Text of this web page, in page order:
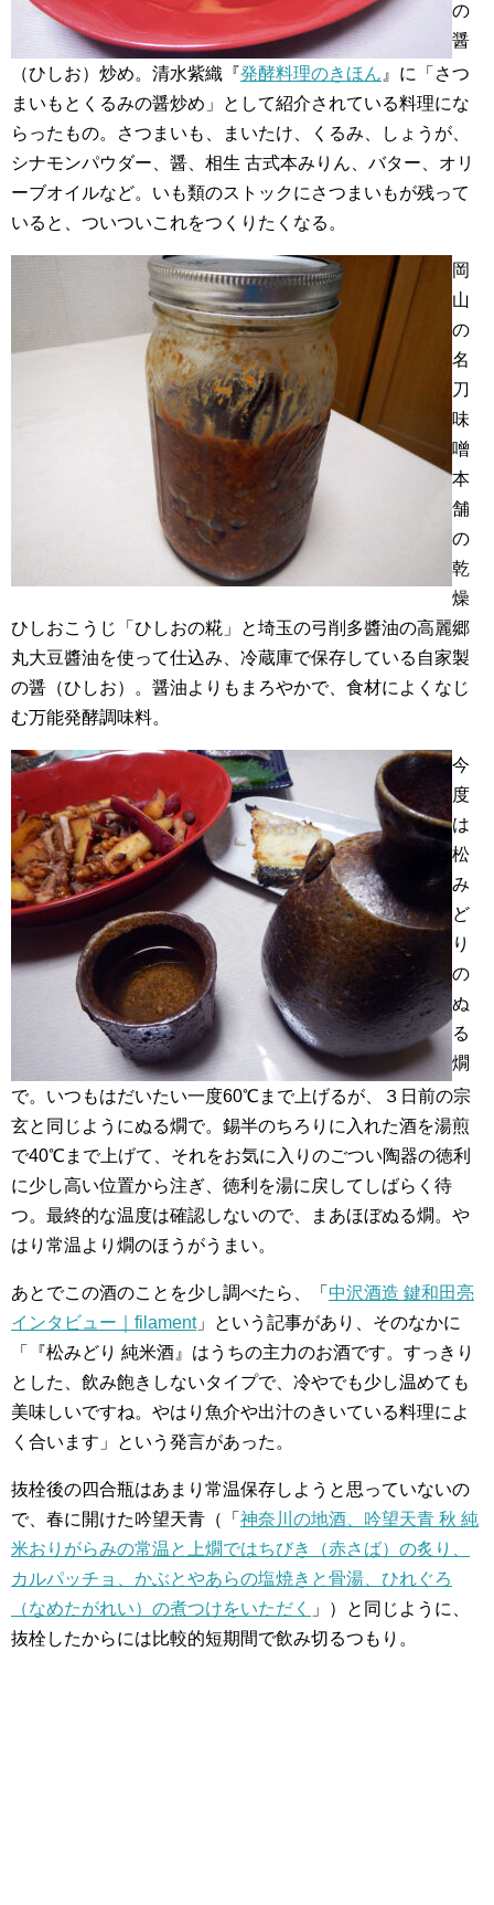
の
醤
（ひしお）炒め。清水紫織『発酵料理のきほん 』に「さつ
まいもとくるみの醤炒め」として紹介されている料理にな
らったもの。さつまいも、まいたけ、くるみ、しょうが、
シナモンパウダー、醤、相生 古式本みりん、バター、オリ
ーブオイルなど。いも類のストックにさつまいもが残って
いると、ついついこれをつくりたくなる。
岡
山
の
名
刀
味
噌
本
舗
の
乾
燥
ひしおこうじ「ひしおの糀」と埼玉の弓削多醬油の高麗郷
丸大豆醬油を使って仕込み、冷蔵庫で保存している自家製
の醤（ひしお）。醤油よりもまろやかで、食材によくなじ
む万能発酵調味料。
今
度
は
松
み
ど
り
の
ぬ
る
燗
で。いつもはだいたい一度60℃まで上げるが、３日前の宗
玄と同じようにぬる燗で。錫半のちろりに入れた酒を湯煎
で40℃まで上げて、それをお気に入りのごつい陶器の徳利
に少し高い位置から注ぎ、徳利を湯に戻してしばらく待
つ。最終的な温度は確認しないので、まあほぼぬる燗。や
はり常温より燗のほうがうまい。
あとでこの酒のことを少し調べたら、「 中沢酒造 鍵和田亮
インタビュー｜filament」という記事があり、そのなかに
「『松みどり 純米酒』はうちの主力のお酒です。すっきり
とした、飲み飽きしないタイプで、冷やでも少し温めても
美味しいですね。やはり魚介や出汁のきいている料理によ
く合います」という発言があった。
抜栓後の四合瓶はあまり常温保存しようと思っていないの
で、春に開けた吟望天青（「 神奈川の地酒、吟望天青 秋 純
米おりがらみの常温と上燗ではちびき（赤さば）の炙り、
カルパッチョ、かぶとやあらの塩焼きと骨湯、ひれぐろ
（なめたがれい）の煮つけをいただく
」）と同じように、
抜栓したからには比較的短期間で飲み切るつもり。